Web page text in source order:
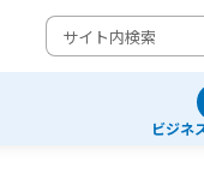
ビジネ